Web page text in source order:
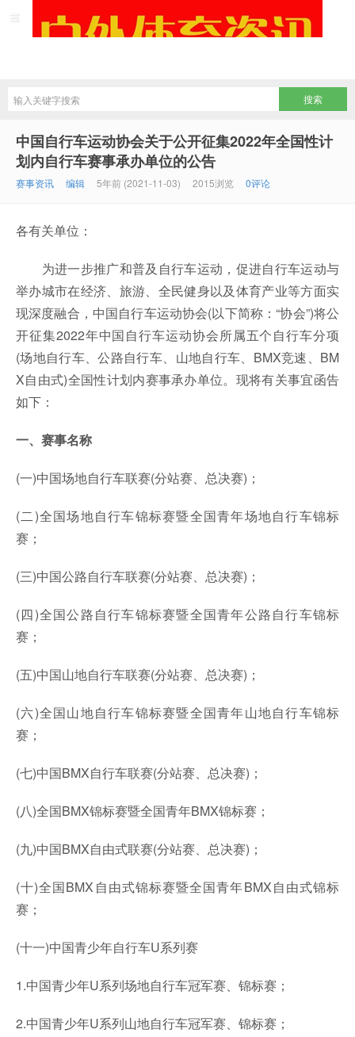
中国自行车运动协会关于公开征集2022年全国性计
划内自行车赛事承办单位的公告
赛事资讯 编辑 5年前 (2021-11-03) 2015浏览 0评论
各有关单位：
为进一步推广和普及自行车运动，促进自行车运动与
举办城市在经济、旅游、全民健身以及体育产业等方面实
现深度融合，中国自行车运动协会(以下简称：“协会”)将公
开征集2022年中国自行车运动协会所属五个自行车分项
(场地自行车、公路自行车、山地自行车、BMX竞速、BM
X自由式)全国性计划内赛事承办单位。现将有关事宜函告
如下：
一、赛事名称
(一)中国场地自行车联赛(分站赛、总决赛)；
(二)全国场地自行车锦标赛暨全国青年场地自行车锦标
赛；
(三)中国公路自行车联赛(分站赛、总决赛)；
(四)全国公路自行车锦标赛暨全国青年公路自行车锦标
赛；
(五)中国山地自行车联赛(分站赛、总决赛)；
(六)全国山地自行车锦标赛暨全国青年山地自行车锦标
赛；
(七)中国BMX自行车联赛(分站赛、总决赛)；
(八)全国BMX锦标赛暨全国青年BMX锦标赛；
(九)中国BMX自由式联赛(分站赛、总决赛)；
(十)全国BMX自由式锦标赛暨全国青年BMX自由式锦标
赛；
(十一)中国青少年自行车U系列赛
1.中国青少年U系列场地自行车冠军赛、锦标赛；
2.中国青少年U系列山地自行车冠军赛、锦标赛；